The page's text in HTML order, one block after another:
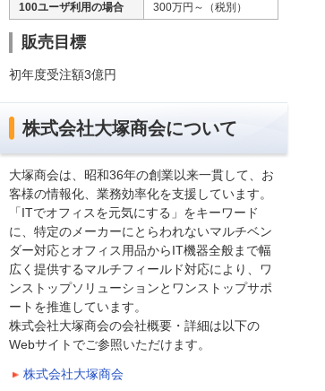
100ユーザ利用の場合 300万円～（税別）
販売目標
初年度受注額3億円
株式会社大塚商会について
大塚商会は、昭和36年の創業以来一貫して、お
客様の情報化、業務効率化を支援しています。
「ITでオフィスを元気にする」をキーワード
に、特定のメーカーにとらわれないマルチベン
ダー対応とオフィス用品からIT機器全般まで幅
広く提供するマルチフィールド対応により、ワ
ンストップソリューションとワンストップサポ
ートを推進しています。
株式会社大塚商会の会社概要・詳細は以下の
Webサイトでご参照いただけます。
株式会社大塚商会